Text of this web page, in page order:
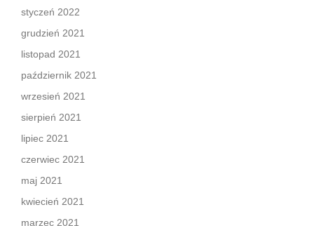
styczeń 2022
grudzień 2021
listopad 2021
październik 2021
wrzesień 2021
sierpień 2021
lipiec 2021
czerwiec 2021
maj 2021
kwiecień 2021
marzec 2021